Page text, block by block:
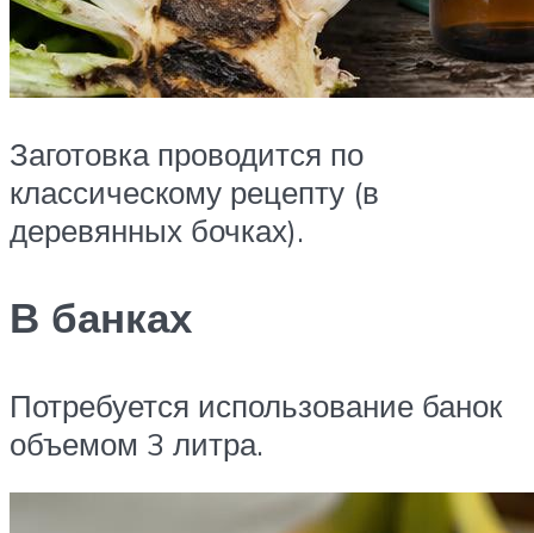
Заготовка проводится по
классическому рецепту (в
деревянных бочках).
В банках
Потребуется использование банок
объемом 3 литра.